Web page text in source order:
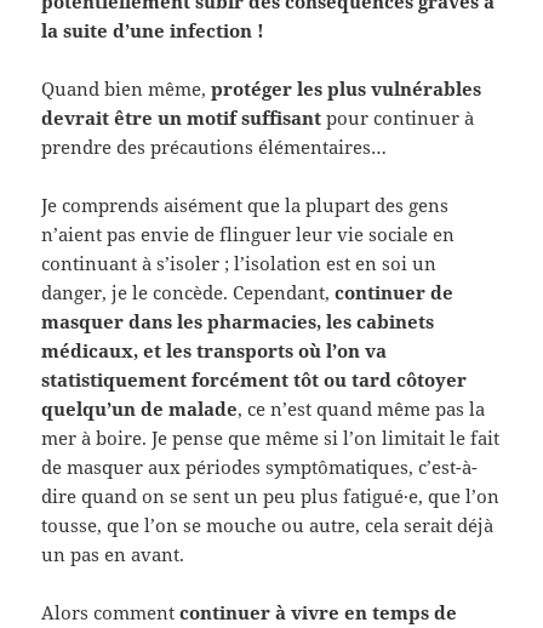
la suite d’une infection !
Quand bien même, protéger les plus vulnérables
devrait être un motif suffisant pour continuer à
prendre des précautions élémentaires…
Je comprends aisément que la plupart des gens
n’aient pas envie de flinguer leur vie sociale en
continuant à s’isoler ; l’isolation est en soi un
danger, je le concède. Cependant,continuer de
masquer dans les pharmacies, les cabinets
médicaux, et les transports où l’on va
statistiquement forcément tôt ou tard côtoyer
quelqu’un de malade, ce n’est quand même pas la
mer à boire. Je pense que même si l’on limitait le fait
de masquer aux périodes symptômatiques, c’est-à-
dire quand on se sent un peu plus fatigué·e, que l’on
tousse, que l’on se mouche ou autre, cela serait déjà
un pas en avant.
Alors commentcontinuer à vivre en temps de